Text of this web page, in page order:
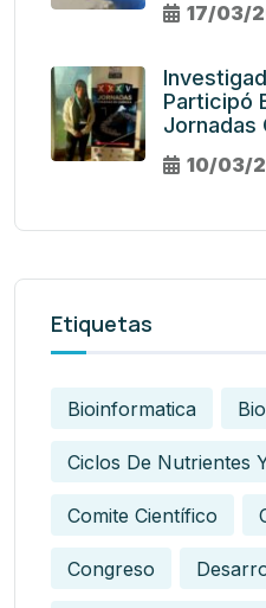
17/03/
Participó
Jornadas
10/03/
Etiquetas
Bioinformatica
Ciclos De Nutrientes
Comite Científico
Congreso